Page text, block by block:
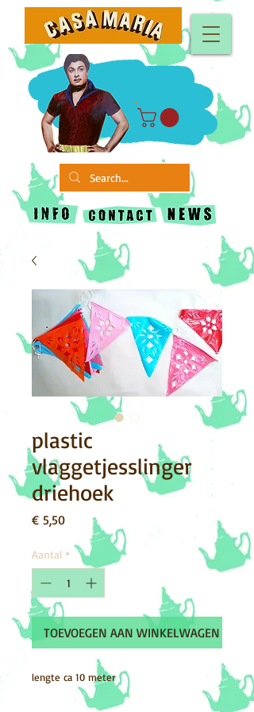
plastic
vlaggetjesslinger
driehoek
€ 5,50Prijs
Aantal *
TOEVOEGEN AAN WINKELWAGEN
lengte ca 10 meter